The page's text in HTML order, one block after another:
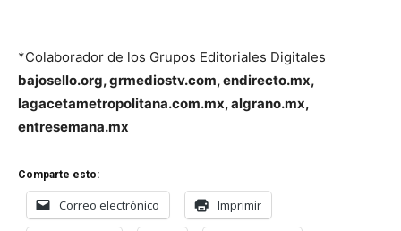
*Colaborador de los Grupos Editoriales Digitales
bajosello.org, grmediostv.com, endirecto.mx,
lagacetametropolitana.com.mx, algrano.mx,
entresemana.mx
Comparte esto:
Correo electrónico Imprimir